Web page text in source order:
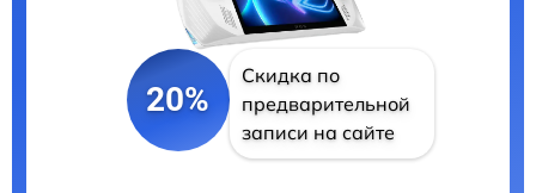
20%
Скидка по
предварительной
записи на сайте